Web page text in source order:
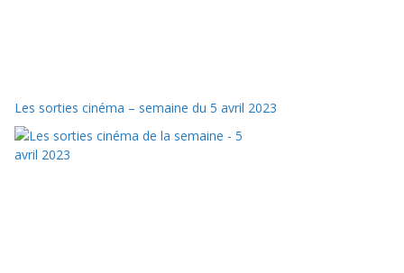
Les sorties cinéma – semaine du 5 avril 2023